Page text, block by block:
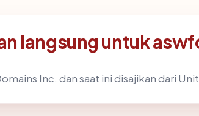
langsung untuk
Inc. dan saat ini disajikan dari